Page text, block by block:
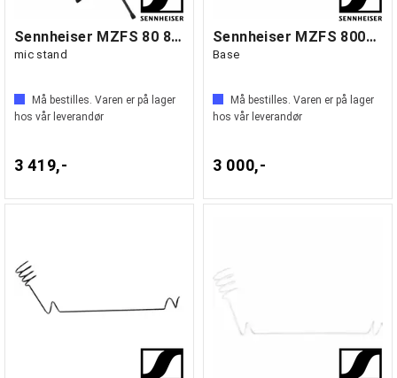
Sennheiser MZFS 80 80 cm floor standing
mic stand
Må bestilles. Varen er på lager
hos vår leverandør
3 419,-
Sennheiser MZFS 8000 Heavy Floor Stand
Base
Må bestilles. Varen er på lager
hos vår leverandør
3 000,-